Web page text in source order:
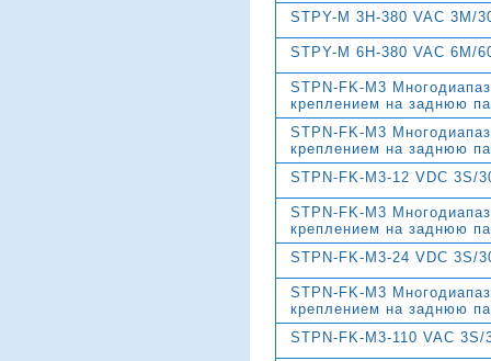
STPY-M 3H-380 VAC 3M/
STPY-M 6H-380 VAC 6M/
STPN-FK-M3
креплением на заднюю
STPN-FK-M3
креплением на заднюю
STPN-FK-M3-12 VDC 3S/
STPN-FK-M3
креплением на заднюю
STPN-FK-M3-24 VDC 3S/
STPN-FK-M3
креплением на заднюю
STPN-FK-M3-110 VAC 3S/